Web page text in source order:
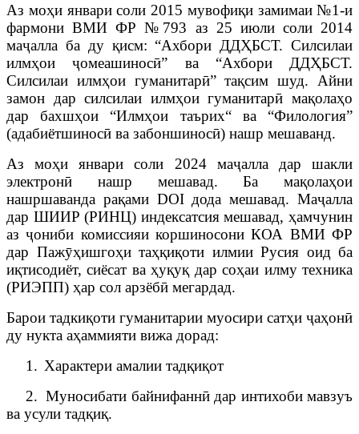
Аз моҳи январи соли 2015 мувофиқи замимаи №1-и
фармони ВМИ ФР №793 аз 25 июли соли 2014
маҷалла ба ду қисм: “Ахбори ДДҲБСТ. Силсилаи
илмҳои ҷомеашиносӣ” ва “Ахбори ДДҲБСТ.
Силсилаи илмҳои гуманитарӣ” тақсим шуд. Айни
замон дар силсилаи илмҳои гуманитарӣ мақолаҳо
дар бахшҳои “Илмҳои таърих“ ва “Филология”
(адабиётшиносӣ ва забоншиносӣ) нашр мешаванд.
Аз моҳи январи соли 2024 маҷалла дар шакли
электронӣ нашр мешавад. Ба мақолаҳои
нашршаванда рақами DOI дода мешавад. Маҷалла
дар ШИИР (РИНЦ) индексатсия мешавад, ҳамчунин
аз ҷониби комиссияи коршиносони КОА ВМИ ФР
дар Пажӯҳишгоҳи таҳқиқоти илмии Русия оид ба
иқтисодиёт, сиёсат ва ҳуқуқ дар соҳаи илму техника
(РИЭПП) ҳар сол арзёбӣ мегардад.
Барои тадкиқоти гуманитарии муосири сатҳи ҷаҳонӣ
ду нукта аҳаммияти вижа дорад:
1. Характери амалии тадқиқот
2. Муносибати байнифаннӣ дар интихоби мавзуъ
ва усули тадқиқ.